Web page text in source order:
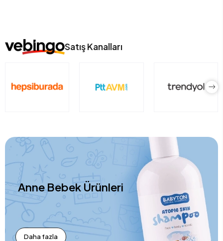
Satış Kanalları
Anne Bebek Ürünleri
Daha fazla